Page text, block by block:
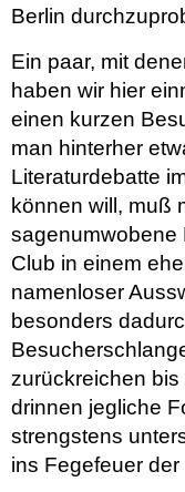
Berlin
Ein paar, mit
haben wir hier
einen kurzen
man hinterher
Literaturdebatte
können will, muß
sagenumwobene
Club in einem
namenloser
besonders
zurückreichen
drinnen jegliche
strengstens
ins Fegefeuer der